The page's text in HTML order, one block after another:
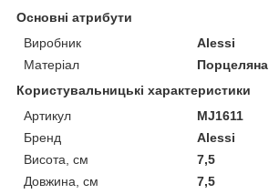
Основні атрибути
Виробник
Alessi
Матеріал
Порцеляна
Користувальницькі характеристики
Артикул
MJ1611
Бренд
Alessi
Висота, см
7,5
Довжина, см
7,5